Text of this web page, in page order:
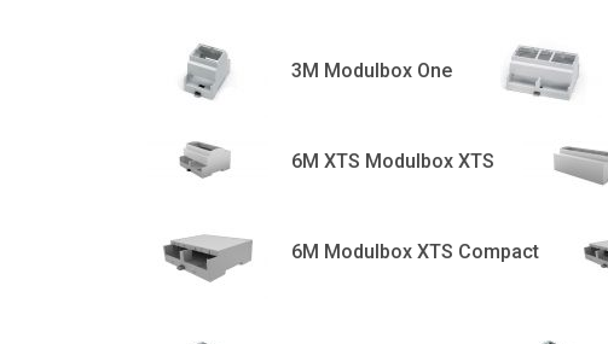
3M Modulbox One
6M XTS Modulbox XTS
6M Modulbox XTS Compact